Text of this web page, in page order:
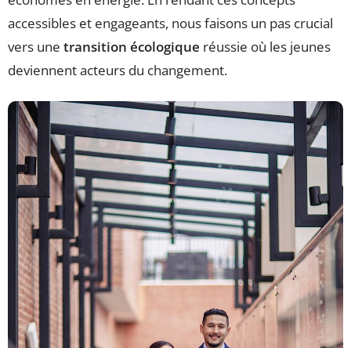
accessibles et engageants, nous faisons un pas crucial
vers une transition écologique réussie où les jeunes
deviennent acteurs du changement.